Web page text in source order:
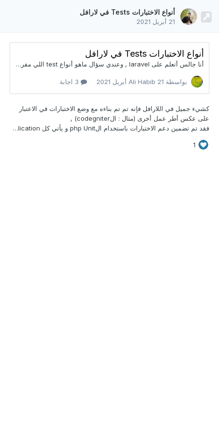
أنواع الاختبارات Tests في لارافل
21 أبريل 2021
أنواع الاختبارات Tests في لارافل
أنا جالس أتعلم على laravel , وعندي سؤال ماهو أنواع test اللي مفروض الشخص يستخدمها للتأكد من جودة التطبيق, وكل نوع من test كيفية عمله ؟ وشكرا
بواسطة Ali Habib 21 أبريل 2021
كشيء جميل في اللارافل فإنه تم تم بناءه مع وضع الاختبارات في الاعتبار
على عكس أطر عمل أخرى (مثال : الcodegniter) ,
فقد تم تضمين دعم الاختبارات باستخدام الphp Unit و يأتي كل Fresh Laravel Application مع ملف اعداد phpunit.xml و مجلد tests . بحيث يحتوي المجلد tests افتراضيًّا على مجلّدين : Feature (تعبر عن مجموعة اختبارات كل منها هو اختبار جزء من الشيفرة) و Unit (تعبر عن مجموعة اختبارات الوحدة). يتم تشغيل الاختبارات التي قمت بإنشاءها عن طريق طباعة الأمر في التارمنل : phpunit أو :
1